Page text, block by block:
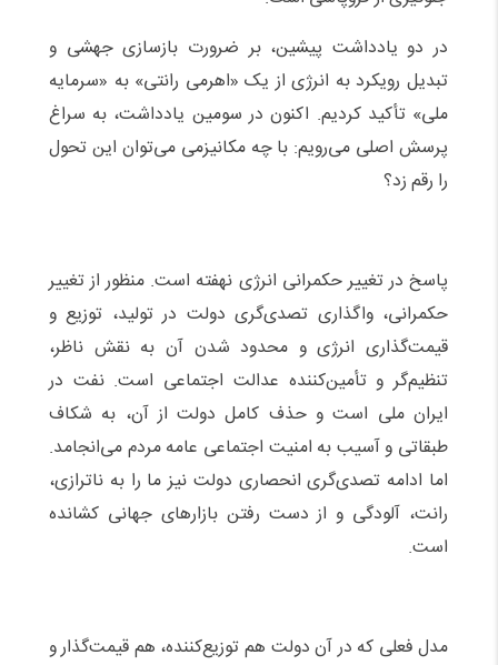
در دو یادداشت پیشین، بر ضرورت بازسازی جهشی و
تبدیل رویکرد به انرژی از یک «اهرمی رانتی» به «سرمایه
ملی» تأکید کردیم. اکنون در سومین یادداشت، به سراغ
پرسش اصلی می‌رویم: با چه مکانیزمی می‌توان این تحول
را رقم زد؟
پاسخ در تغییر حکمرانی انرژی نهفته است. منظور از تغییر
حکمرانی، واگذاری تصدی‌گری دولت در تولید، توزیع و
قیمت‌گذاری انرژی و محدود شدن آن به نقش ناظر،
تنظیم‌گر و تأمین‌کننده عدالت اجتماعی است. نفت در
ایران ملی است و حذف کامل دولت از آن، به شکاف
طبقاتی و آسیب به امنیت اجتماعی عامه مردم می‌انجامد.
اما ادامه تصدی‌گری انحصاری دولت نیز ما را به ناترازی،
رانت، آلودگی و از دست رفتن بازارهای جهانی کشانده
است.
مدل فعلی که در آن دولت هم توزیع‌کننده، هم قیمت‌گذار و